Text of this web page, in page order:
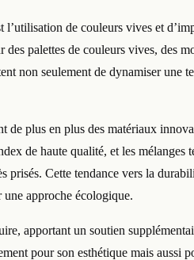
l’utilisation de couleurs vives et
des palettes de couleurs vives, des
non seulement de dynamiser une
de plus en plus des matériaux
de haute qualité, et les mélanges
prisés. Cette tendance vers la
une approche écologique.
apportant un soutien
pour son esthétique mais aussi